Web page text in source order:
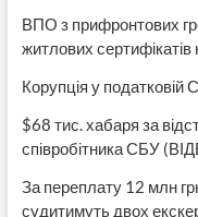
ВПО з прифронтових
житлових
Корупція у податковій
$68 тис. хабаря за
співробітника СБУ
За переплату 12 млн
судитимуть двох